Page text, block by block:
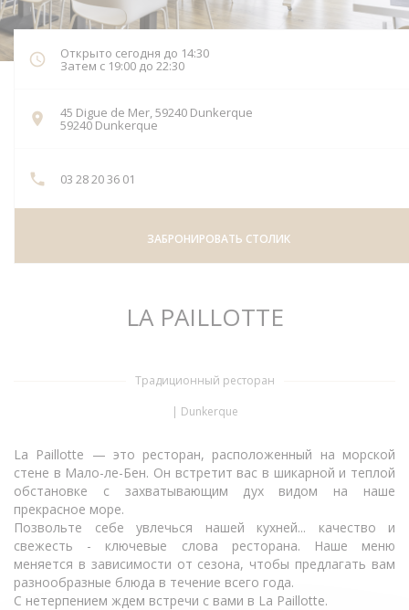
Открыто сегодня до 14:30
Затем с 19:00 до 22:30
45 Digue de Mer, 59240 Dunkerque
59240 Dunkerque ((открывается в новом окне))
03 28 20 36 01
ЗАБРОНИРОВАТЬ СТОЛИК
LA PAILLOTTE
Традиционный ресторан
| Dunkerque
La Paillotte — это ресторан, расположенный на морской
стене в Мало-ле-Бен. Он встретит вас в шикарной и теплой
обстановке с захватывающим дух видом на наше
прекрасное море.
Позвольте себе увлечься нашей кухней... качество и
свежесть - ключевые слова ресторана. Наше меню
меняется в зависимости от сезона, чтобы предлагать вам
разнообразные блюда в течение всего года.
С нетерпением ждем встречи с вами в La Paillotte.